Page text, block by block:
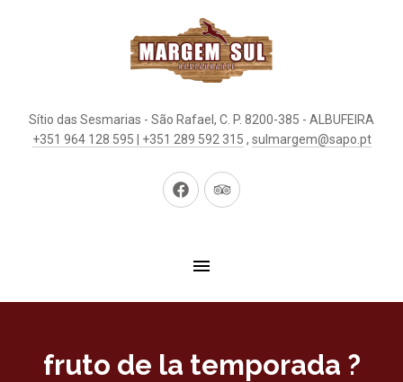
Sítio das Sesmarias - São Rafael, C. P. 8200-385 - ALBUFEIRA
+351 964 128 595 | +351 289 592 315 , sulmargem@sapo.pt
New
New
fruto de la temporada ?